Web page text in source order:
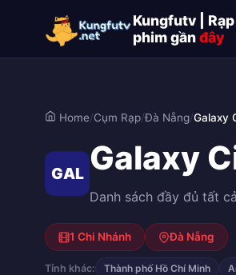
Kungfutv |
phim gầnđây
Home/Cụm Rạp/Đà Nẵng/Galaxy
GAL Galaxy
Danh sách đầy đủ tất
1 Chi Nhánh Đà Nẵng
Tỉnh khác: Thành phố Hồ Chí Minh